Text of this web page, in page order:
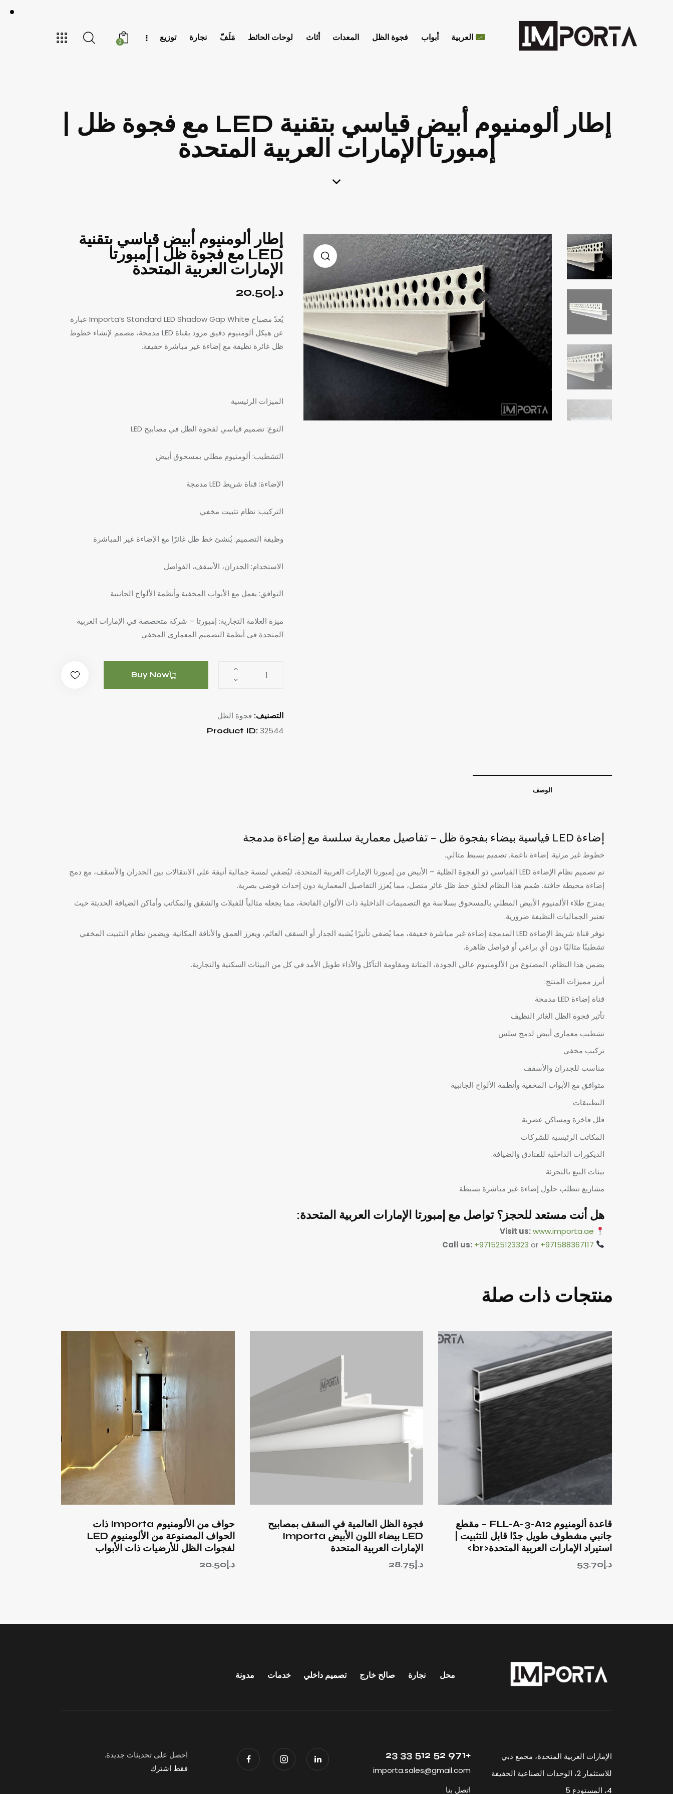
العربية أبواب فجوة الظل المعدات أثاث لوحات الحائط مَلَفّ نجارة توزيع 0
إطار ألومنيوم أبيض قياسي بتقنية LED مع فجوة ظل |
إمبورتا الإمارات العربية المتحدة
إطار ألومنيوم أبيض قياسي بتقنية
LED مع فجوة ظل | إمبورتا
الإمارات العربية المتحدة
د.إ20.50
يُعدّ مصباح Importa’s Standard LED Shadow Gap White عبارة
عن هيكل ألومنيوم دقيق مزود بقناة LED مدمجة، مصمم لإنشاء خطوط
ظل غائرة نظيفة مع إضاءة غير مباشرة خفيفة.
الميزات الرئيسية
النوع: تصميم قياسي لفجوة الظل في مصابيح LED
التشطيب: ألومنيوم مطلي بمسحوق أبيض
الإضاءة: قناة شريط LED مدمجة
التركيب: نظام تثبيت مخفي
وظيفة التصميم: يُنشئ خط ظل غائرًا مع الإضاءة غير المباشرة
الاستخدام: الجدران، الأسقف، الفواصل
التوافق: يعمل مع الأبواب المخفية وأنظمة الألواح الجانبية
ميزة العلامة التجارية: إمبورتا – شركة متخصصة في الإمارات العربية
المتحدة في أنظمة التصميم المعماري المخفي
Buy Now
التصنيف: فجوة الظل
Product ID: 32544
الوصف
إضاءة LED قياسية بيضاء بفجوة ظل – تفاصيل معمارية سلسة مع إضاءة مدمجة
خطوط غير مرئية. إضاءة ناعمة. تصميم بسيط مثالي.
تم تصميم نظام الإضاءة LED القياسي ذو الفجوة الظلية – الأبيض من إمبورتا الإمارات العربية المتحدة، ليُضفي لمسة جمالية أنيقة على الانتقالات بين الجدران والأسقف، مع دمج
إضاءة محيطة خافتة. صُمم هذا النظام لخلق خط ظل غائر متصل، مما يُعزز التفاصيل المعمارية دون إحداث فوضى بصرية.
يمتزج طلاء الألمنيوم الأبيض المطلي بالمسحوق بسلاسة مع التصميمات الداخلية ذات الألوان الفاتحة، مما يجعله مثالياً للفيلات والشقق والمكاتب وأماكن الضيافة الحديثة حيث
تعتبر الجماليات النظيفة ضرورية.
توفر قناة شريط الإضاءة LED المدمجة إضاءة غير مباشرة خفيفة، مما يُضفي تأثيرًا يُشبه الجدار أو السقف العائم، ويعزز العمق والأناقة المكانية. ويضمن نظام التثبيت المخفي
تشطيبًا مثاليًا دون أي براغي أو فواصل ظاهرة.
يضمن هذا النظام، المصنوع من الألومنيوم عالي الجودة، المتانة ومقاومة التآكل والأداء طويل الأمد في كل من البيئات السكنية والتجارية.
أبرز مميزات المنتج:
قناة إضاءة LED مدمجة
تأثير فجوة الظل الغائر النظيف
تشطيب معماري أبيض لدمج سلس
تركيب مخفي
مناسب للجدران والأسقف
متوافق مع الأبواب المخفية وأنظمة الألواح الجانبية
التطبيقات
فلل فاخرة ومساكن عصرية
المكاتب الرئيسية للشركات
الديكورات الداخلية للفنادق والضيافة.
بيئات البيع بالتجزئة
مشاريع تتطلب حلول إضاءة غير مباشرة بسيطة
هل أنت مستعد للحجز؟ تواصل مع إمبورتا الإمارات العربية المتحدة:
Visit us:www.importa.ae
Call us: +971525123323 or +971588367117
منتجات ذات صلة
قاعدة ألومنيوم FLL-A-3-A12 – مقطع
جانبي مشطوف طويل جدًا قابل للتثبيت |
استيراد الإمارات العربية المتحدة<br>
د.إ 53.70
فجوة الظل العالمية في السقف بمصابيح
LED بيضاء اللون الأبيض Importa
الإمارات العربية المتحدة
د.إ 28.75
حواف من الألومنيوم Importa ذات
الحواف المصنوعة من الألومنيوم LED
لفجوات الظل للأرضيات ذات الأبواب
د.إ20.50
محل نجارة صالح خارج تصميم داخلي خدمات مدونة
الإمارات العربية المتحدة، مجمع دبي
للاستثمار 2، الوحدات الصناعية الخفيفة
4، المستودع 5
+971 52 512 33 23
importa.sales@gmail.com
اتصل بنا
احصل على تحديثات جديدة.
فقط اشترك